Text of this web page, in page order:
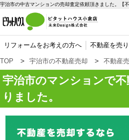
リフォームをお考えの方へ 不動産を売
TOP 宇治市の不動産売却 不動産
宇治市のマンションで
りました。